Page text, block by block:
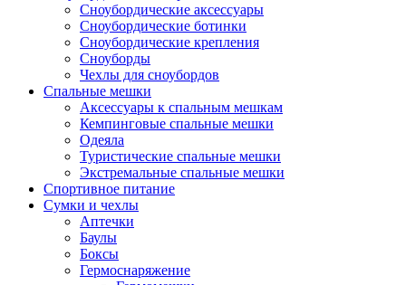
Сноубордические аксессуары
Сноубордические ботинки
Сноубордические крепления
Сноуборды
Чехлы для сноубордов
Спальные мешки
Аксессуары к спальным мешкам
Кемпинговые спальные мешки
Одеяла
Туристические спальные мешки
Экстремальные спальные мешки
Спортивное питание
Сумки и чехлы
Аптечки
Баулы
Боксы
Гермоснаряжение